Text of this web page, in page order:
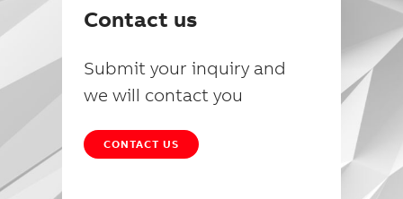
Contact us
Submit your inquiry and
we will contact you
CONTACT US